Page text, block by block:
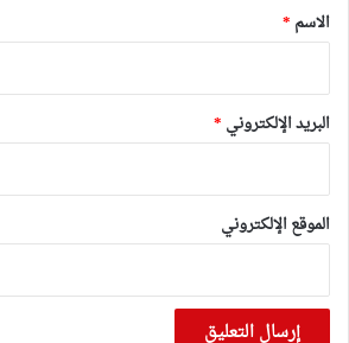
*
الاسم *
البريد الإلكتروني *
الموقع الإلكتروني